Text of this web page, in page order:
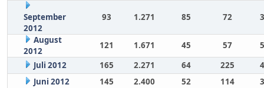
September
2012
93 1.271 85 72
August
2012
121 1.671 45 57
Juli 2012
165 2.271 64 225
Juni 2012
145 2.400 52 114